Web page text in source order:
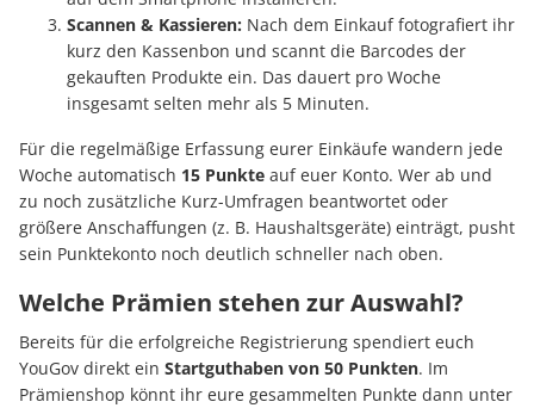
Scannen & Kassieren: Nach dem Einkauf fotografiert ihr
kurz den Kassenbon und scannt die Barcodes der
gekauften Produkte ein. Das dauert pro Woche
insgesamt selten mehr als 5 Minuten.
Für die regelmäßige Erfassung eurer Einkäufe wandern jede
Woche automatisch 15 Punkte auf euer Konto. Wer ab und
zu noch zusätzliche Kurz-Umfragen beantwortet oder
größere Anschaffungen (z. B. Haushaltsgeräte) einträgt, pusht
sein Punktekonto noch deutlich schneller nach oben.
Welche Prämien stehen zur Auswahl?
Bereits für die erfolgreiche Registrierung spendiert euch
YouGov direkt ein Startguthaben von 50 Punkten. Im
Prämienshop könnt ihr eure gesammelten Punkte dann unter